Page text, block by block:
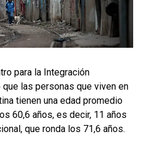
para la Integración
que las personas que viven en
tienen una edad promedio
60,6 años, es decir, 11 años
que ronda los 71,6 años.